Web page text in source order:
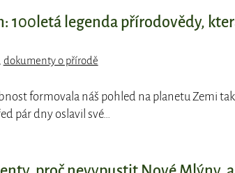
100letá legenda přírodovědy,
dokumenty o přírodě
formovala náš pohled na planetu Zemi
pár dny oslavil své…